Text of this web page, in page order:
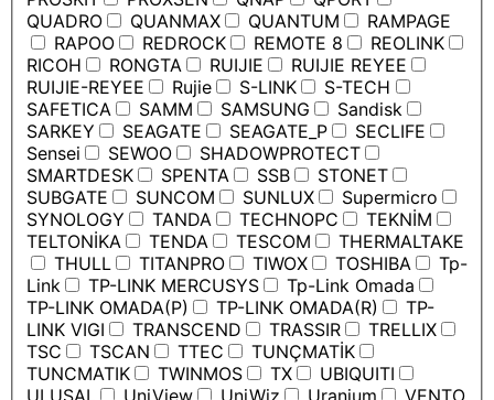
QUADRO
QUANMAX QUANTUM
RAMPAGE
RAPOO
REDROCK REMOTE 8
REOLINK
RICOH
RONGTA RUIJIE
RUIJIE REYEE
RUIJIE-REYEE
Rujie S-LINK
S-TECH
SAFETICA
SAMM SAMSUNG
Sandisk
SARKEY
SEAGATE SEAGATE_P
SECLIFE
Sensei
SEWOO
SHADOWPROTECT
SMARTDESK
SPENTA SSB
STONET
SUBGATE
SUNCOM SUNLUX
Supermicro
SYNOLOGY
TANDA TECHNOPC
TEKNİM
TELTONİKA
TENDA TESCOM
THERMALTAKE
THULL
TITANPRO TIWOX TOSHIBA
Tp-
Link
TP-LINK MERCUSYS
Tp-Link Omada
TP-LINK OMADA(P)
TP-LINK OMADA(R)
TP-
LINK VIGI
TRANSCEND TRASSIR
TRELLIX
TSC
TSCAN TTEC
TUNÇMATİK
TUNCMATIK
TWINMOS TX
UBIQUITI